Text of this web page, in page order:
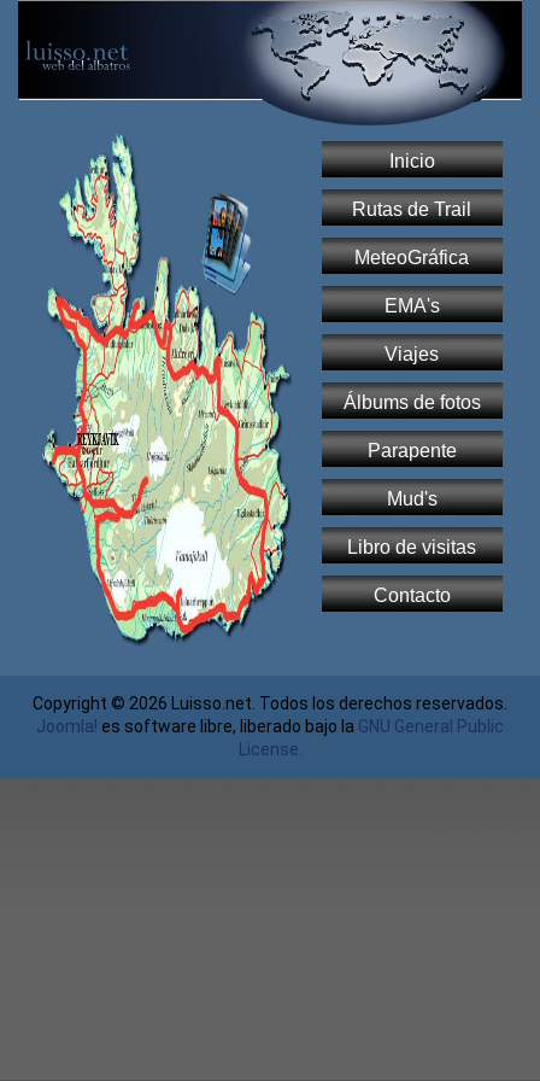
Inicio
Rutas de Trail
MeteoGráfica
EMA's
Viajes
Álbums de fotos
Parapente
Mud's
Libro de visitas
Contacto
Copyright © 2026 Luisso.net. Todos los derechos reservados.
Joomla! es software libre, liberado bajo la GNU General Public
License.